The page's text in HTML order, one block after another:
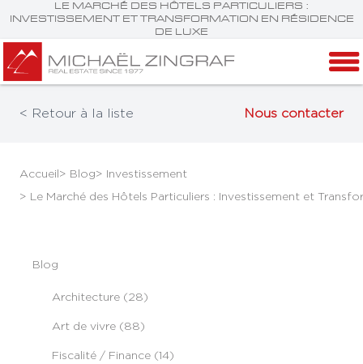
LE MARCHÉ DES HÔTELS PARTICULIERS :
INVESTISSEMENT ET TRANSFORMATION EN RÉSIDENCE
DE LUXE
< Retour à la liste Nous contacter
Accueil> Blog> Investissement
> Le Marché des Hôtels Particuliers : Investissement et
Blog
Architecture (28)
Art de vivre (88)
Fiscalité / Finance (14)